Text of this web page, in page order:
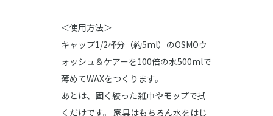
＜使用方法＞
キャップ1/2杯分（約5ml）のOSMOウ
ォッシュ＆ケアーを100倍の水500mlで
薄めてWAXをつくります。
あとは、固く絞った雑巾やモップで拭
くだけです。 家具はもちろん水をはじ